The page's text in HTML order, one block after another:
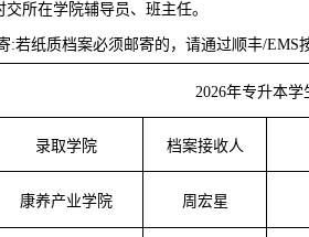
所在学院辅导员、班主任。
:若纸质档案必须邮寄的，请通过顺丰/EMS
2026年专升本
录取学院 档案接收人
康养产业学院 周宏星